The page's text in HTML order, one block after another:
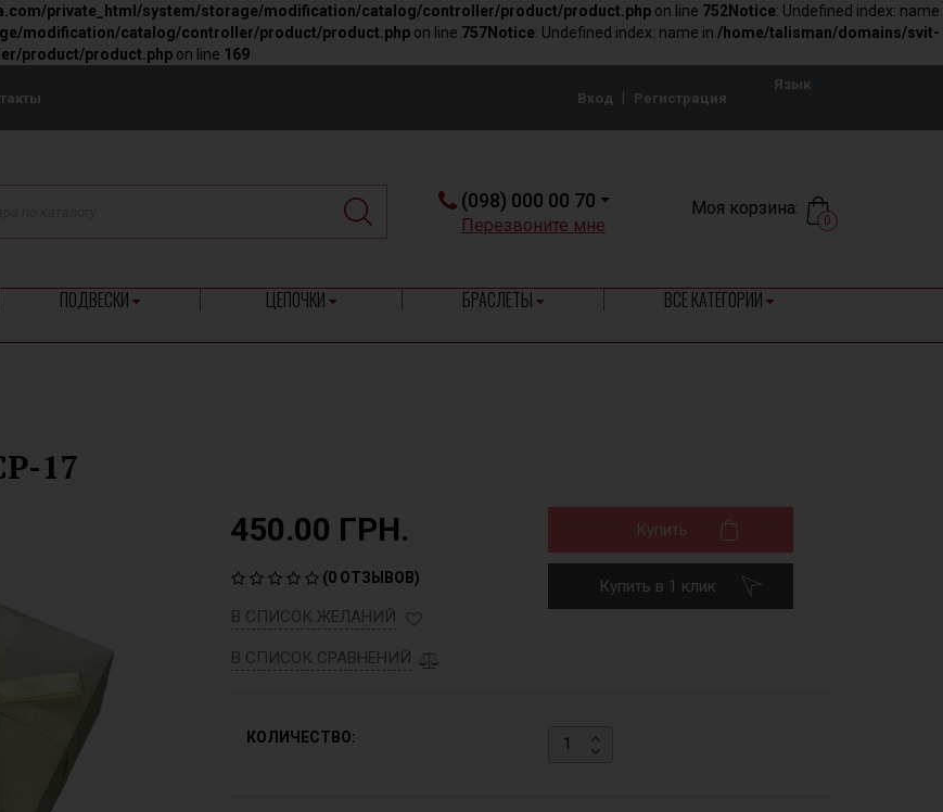
private_html/system/storage/modification/catalog/controller/product/product.php on line 752Notice: Undefined index: name
modification/catalog/controller/product/product.php on line 757Notice: Undefined index: name in /home/talisman/domains/svit-
product/product.php on line 169
Вход Регистрация
Язык
(098) 000 00 70
Перезвоните мне
Моя корзина:
0
ПОДВЕСКИ ЦЕПОЧКИ БРАСЛЕТЫ ВСЕ КАТЕГОРИИ
17
450.00 ГРН.
(0 ОТЗЫВОВ)
В СПИСОК ЖЕЛАНИЙ
В СПИСОК СРАВНЕНИЙ
Купить
Купить в 1 клик
КОЛИЧЕСТВО: